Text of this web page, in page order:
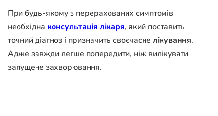
При будь-якому з перерахованих симптомів
необхідна консультація лікаря, який поставить
точний діагноз і призначить своєчасне лікування.
Адже завжди легше попередити, ніж вилікувати
запущене захворювання.